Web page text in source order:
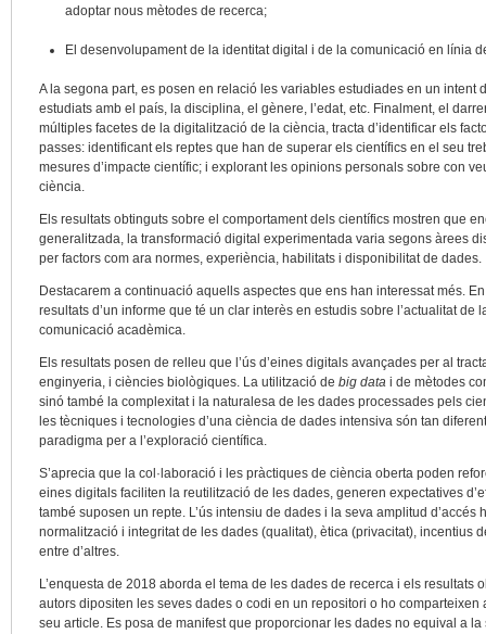
adoptar nous mètodes de recerca;
El desenvolupament de la identitat digital i de la comunicació en línia
A la segona part, es posen en relació les variables estudiades en un intent
estudiats amb el país, la disciplina, el gènere, l’edat, etc. Finalment, el
múltiples facetes de la digitalització de la ciència, tracta d’identificar els
passes: identificant els reptes que han de superar els científics en el seu
mesures d’impacte científic; i explorant les opinions personals sobre con
ciència.
Els resultats obtinguts sobre el comportament dels científics mostren que
generalitzada, la transformació digital experimentada varia segons àrees
per factors com ara normes, experiència, habilitats i disponibilitat de dades.
Destacarem a continuació aquells aspectes que ens han interessat més.
resultats d’un informe que té un clar interès en estudis sobre l’actualitat
comunicació acadèmica.
Els resultats posen de relleu que l’ús d’eines digitals avançades per al
enginyeria, i ciències biològiques. La utilització de big data i de mètodes
sinó també la complexitat i la naturalesa de les dades processades pels
les tècniques i tecnologies d’una ciència de dades intensiva són tan
paradigma per a l’exploració científica.
S’aprecia que la col·laboració i les pràctiques de ciència oberta poden
eines digitals faciliten la reutilització de les dades, generen expectatives
també suposen un repte. L’ús intensiu de dades i la seva amplitud
normalització i integritat de les dades (qualitat), ètica (privacitat), incentius
entre d’altres.
L’enquesta de 2018 aborda el tema de les dades de recerca i els resultats
autors dipositen les seves dades o codi en un repositori o ho comparteixen
seu article. Es posa de manifest que proporcionar les dades no equival a